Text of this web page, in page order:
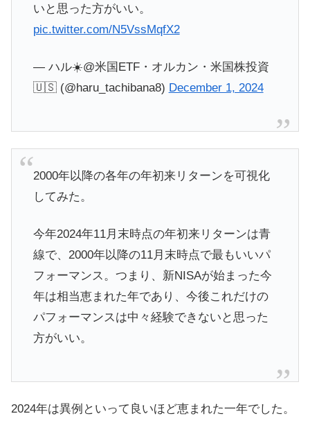
いと思った方がいい。
pic.twitter.com/N5VssMqfX2
— ハル☀️@米国ETF・オルカン・米国株投資
🇺🇸 (@haru_tachibana8) December 1, 2024
2000年以降の各年の年初来リターンを可視化
してみた。
今年2024年11月末時点の年初来リターンは青
線で、2000年以降の11月末時点で最もいいパ
フォーマンス。つまり、新NISAが始まった今
年は相当恵まれた年であり、今後これだけの
パフォーマンスは中々経験できないと思った
方がいい。
2024年は異例といって良いほど恵まれた一年でした。